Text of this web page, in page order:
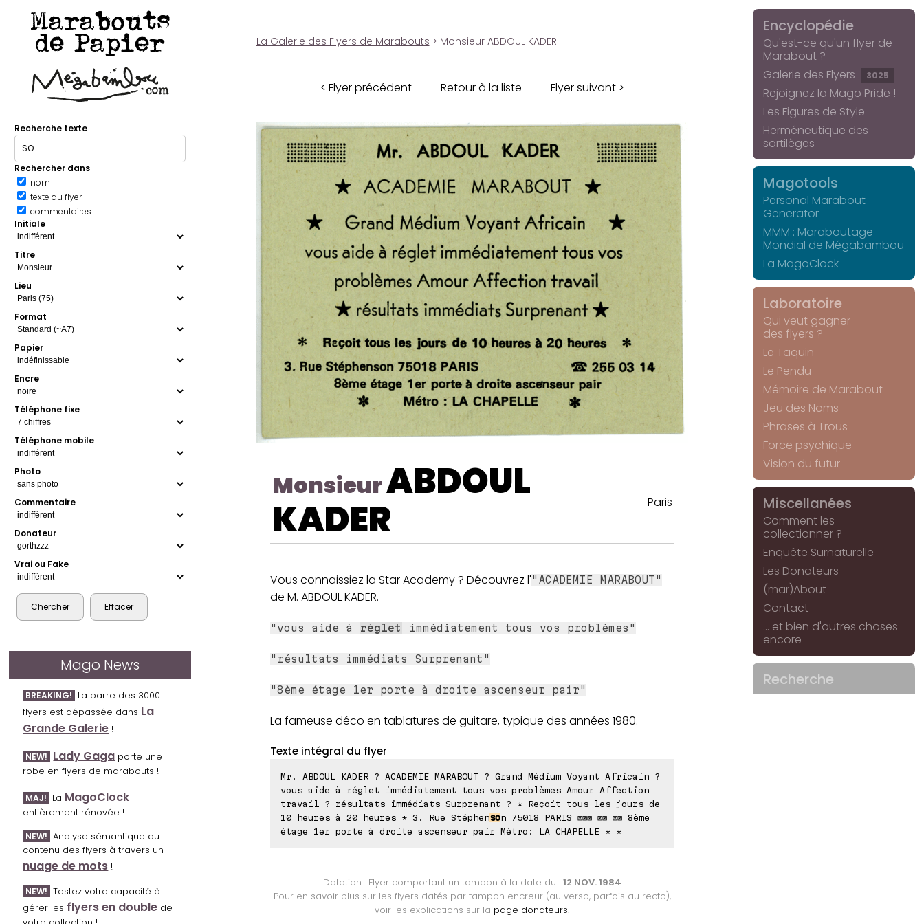
Marabouts
de Papier
Recherche texte
Rechercher dans
nom
texte du flyer
commentaires
Initiale
Titre
Lieu
Format
Papier
Encre
Téléphone fixe
Téléphone mobile
Photo
Commentaire
Donateur
Vrai ou Fake
Mago News
BREAKING! La barre des 3000
flyers est dépassée dans La
Grande Galerie !
NEW! Lady Gaga porte une
robe en flyers de marabouts !
MAJ! La MagoClock
entièrement rénovée !
NEW! Analyse sémantique du
contenu des flyers à travers un
nuage de mots !
NEW! Testez votre capacité à
gérer les flyers en double de
La Galerie des Flyers de Marabouts > Monsieur ABDOUL KADER
< Flyer précédent Retour à la liste Flyer suivant >
MonsieurABDOUL
KADER
Paris
Vous connaissiez la Star Academy ? Découvrez l'"ACADEMIE MARABOUT"
de M. ABDOUL KADER.
"vous aide à réglet immédiatement tous vos problèmes"
"résultats immédiats Surprenant"
"8ème étage 1er porte à droite ascenseur pair"
La fameuse déco en tablatures de guitare, typique des années 1980.
Texte intégral du flyer
Mr. ABDOUL KADER ? ACADEMIE MARABOUT ? Grand Médium Voyant Africain ?
vous aide à réglet immédiatement tous vos problèmes Amour Affection
travail ? résultats immédiats Surprenant ? * Reçoit tous les jours de
10 heures à 20 heures * 3. Rue Stéphenson 75018 PARIS ⊠⊠⊠ ⊠⊠ ⊠⊠ 8ème
étage 1er porte à droite ascenseur pair Métro: LA CHAPELLE * *
Datation : Flyer comportant un tampon à la date du : 12 NOV. 1984
Pour en savoir plus sur les flyers datés par tampon encreur (au verso, parfois au recto),
voir les explications sur la page donateurs.
Encyclopédie
Qu'est-ce qu'un flyer de
Marabout ?
Galerie des Flyers
3025
Rejoignez la Mago Pride !
Les Figures de Style
Herméneutique des
sortilèges
Magotools
Personal Marabout
Generator
MMM : Maraboutage
Mondial de Mégabambou
La MagoClock
Laboratoire
Qui veut gagner
des flyers ?
Le Taquin
Le Pendu
Mémoire de Marabout
Jeu des Noms
Phrases à Trous
Force psychique
Vision du futur
Miscellanées
Comment les
collectionner ?
Enquête Surnaturelle
Les Donateurs
(mar)About
Contact
... et bien d'autres choses
encore
Recherche